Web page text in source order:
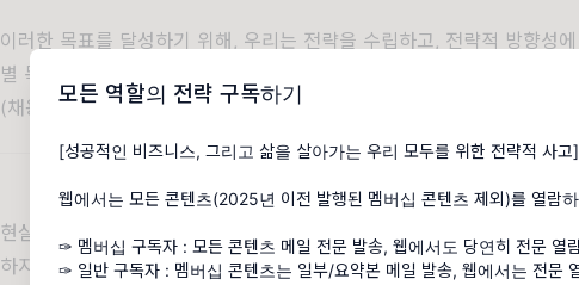
모든 역할의 전략 구독하기
[성공적인 비즈니스, 그리고 삶을 살아가는 우리 모두를 위한 전략적 사고]
웹에서는 모든 콘텐츠(2025년 이전 발행된 멤버십 콘텐츠 제외)를 열람
✑ 멤버십 구독자 : 모든 콘텐츠 메일 전문 발송, 웹에서도 당연히 전문 열
✑ 일반 구독자 : 멤버십 콘텐츠는 일부/요약본 메일 발송, 웹에서는 전문
이러한 목표를 달성하기 위해, 우리는 전략을 수립하고, 전략적 방향성
별 목표를 설정하며, 업무계획을 수립하고, 업무를 수행하기 위해 필요
(채용 등)을 수립하죠.
현실에서 부딪히는 문제
하지만 계획을 세우는 세 가지 목표를 자세히 살펴보면, 서로 상충된다